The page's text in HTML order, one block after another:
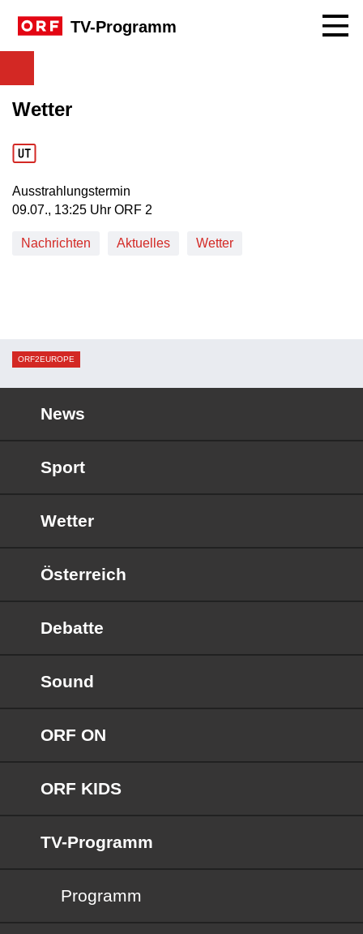
TV-Programm
Wetter
Ausstrahlungstermin
09. Juli, 13:25 Uhr in ORF 2
09.07., 13:25 Uhr ORF 2
Nachrichten Aktuelles Wetter
ORF2EUROPE
News
Sport
Wetter
Österreich
Debatte
Sound
ORF ON
ORF KIDS
TV-Programm
Programm